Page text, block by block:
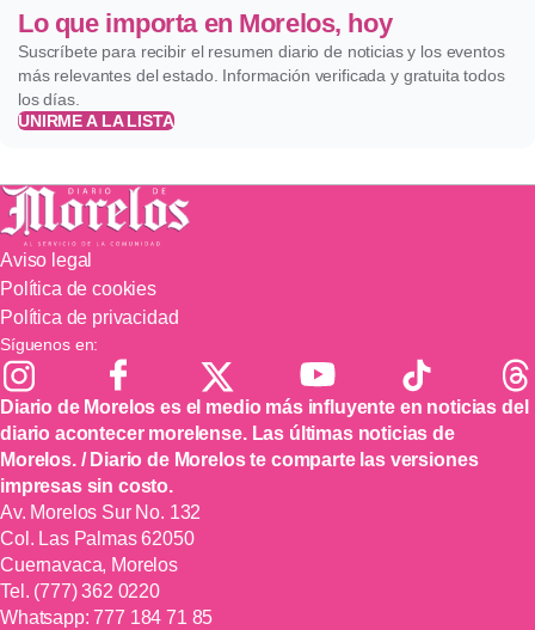
Lo que importa en Morelos, hoy
Suscríbete para recibir el resumen diario de noticias y los eventos
más relevantes del estado. Información verificada y gratuita todos
los días.
UNIRME A LA LISTA
Aviso legal
Política de cookies
Política de privacidad
Síguenos en:
Diario de Morelos es el medio más influyente en noticias del
diario acontecer morelense. Las últimas noticias de
Morelos. / Diario de Morelos te comparte las versiones
impresas sin costo.
Av. Morelos Sur No. 132
Col. Las Palmas 62050
Cuernavaca, Morelos
Tel. (777) 362 0220
Whatsapp:777 184 71 85